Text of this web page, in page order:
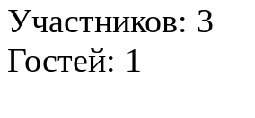
Участников: 3
Гостей: 1